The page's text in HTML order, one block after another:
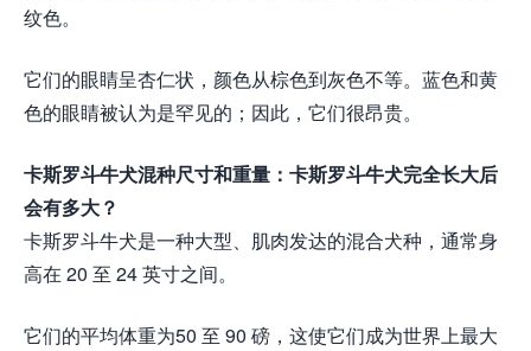
纹色。
它们的眼睛呈杏仁状，颜色从棕色到灰色不等。蓝色和黄
色的眼睛被认为是罕见的；因此，它们很昂贵。
卡斯罗斗牛犬混种尺寸和重量：卡斯罗斗牛犬完全长大后
会有多大？
卡斯罗斗牛犬是一种大型、肌肉发达的混合犬种，通常身
高在 20 至 24 英寸之间。
它们的平均体重为50 至 90 磅，这使它们成为世界上最大